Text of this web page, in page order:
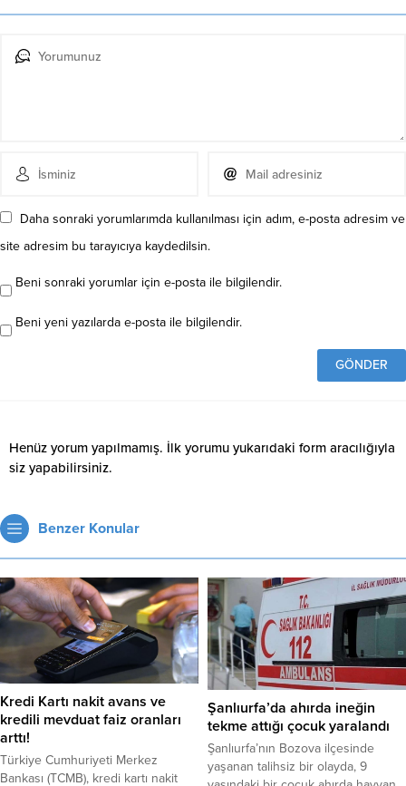
Daha sonraki yorumlarımda kullanılması için adım, e-posta adresim ve
site adresim bu tarayıcıya kaydedilsin.
Beni sonraki yorumlar için e-posta ile bilgilendir.
Beni yeni yazılarda e-posta ile bilgilendir.
Henüz yorum yapılmamış. İlk yorumu yukarıdaki form aracılığıyla
siz yapabilirsiniz.
Benzer Konular
Kredi Kartı nakit avans ve
kredili mevduat faiz oranları
arttı!
Türkiye Cumhuriyeti Merkez
Bankası (TCMB), kredi kartı nakit
Şanlıurfa’da ahırda ineğin
tekme attığı çocuk yaralandı
Şanlıurfa’nın Bozova ilçesinde
yaşanan talihsiz bir olayda, 9